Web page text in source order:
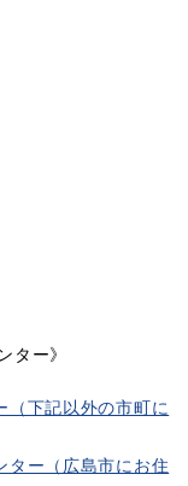
ター》
（下記以外の市町に
ター（広島市にお住